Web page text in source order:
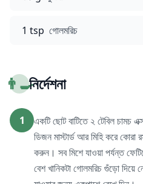
1 tsp গোলমরিচ
👨‍🍳নির্দেশনা
1
একটি ছোট বাটিতে ২ টেবিল চামচ
ডিজন মাস্টার্ড আর মিহি করে কোরা
করুন। সব মিশে যাওয়া পর্যন্ত
বেশ খানিকটা গোলমরিচ গুঁড়ো দিয়ে